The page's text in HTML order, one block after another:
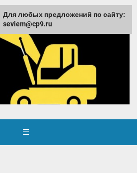
☰
Для любых предложений по сайту:
seviem@cp9.ru